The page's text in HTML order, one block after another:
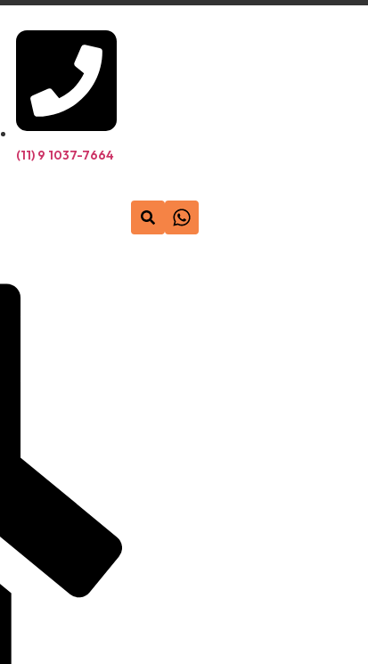
(11) 9 1037-7664